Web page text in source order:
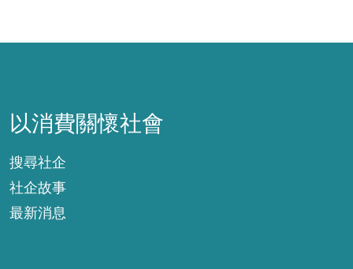
以消費關懷社會
搜尋社企
社企故事
最新消息